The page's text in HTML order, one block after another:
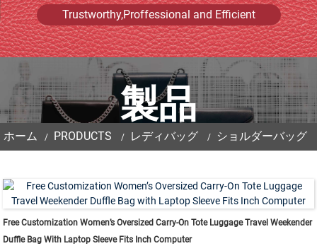
Trustworthy,Proffessional and Efficient
製品
ホーム PRODUCTS レディバッグ ショルダーバッグ
Free Customization Women’s Oversized Carry-On Tote Luggage Travel Weekender
Duffle Bag With Laptop Sleeve Fits Inch Computer